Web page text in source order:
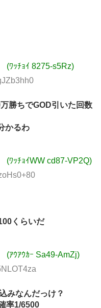
(ﾜｯﾁｮｲ 8275-s5Rz)
勝ちでGOD引いた回数
かるわ
(ﾜｯﾁｮｲWW cd87-VP2Q)
くらいだ
(ｱｳｱｳｶｰ Sa49-AmZj)
みなんだっけ？
率1/6500